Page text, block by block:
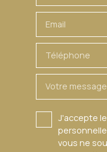
Email
Téléphone
Votre message
J'accepte
vous ne